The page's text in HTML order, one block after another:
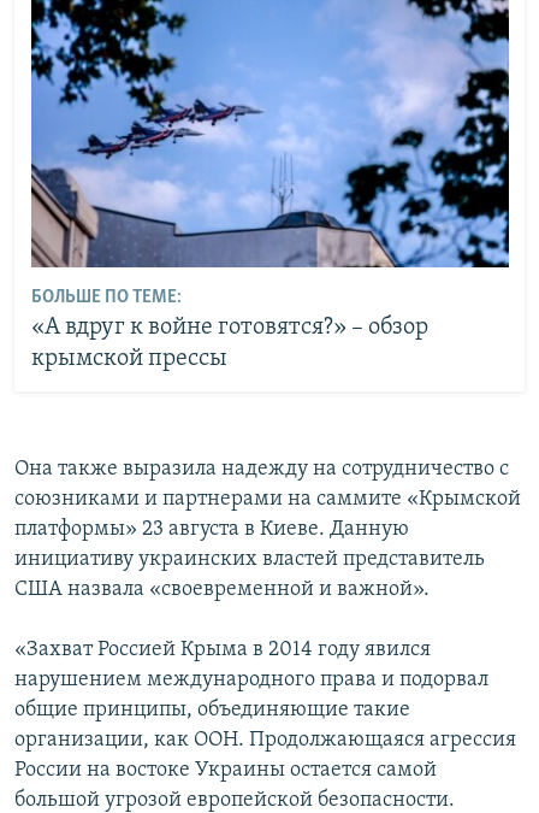
БОЛЬШЕ ПО ТЕМЕ:
«А вдруг к войне готовятся?» – обзор
крымской прессы
Она также выразила надежду на сотрудничество с
союзниками и партнерами на саммите «Крымской
платформы» 23 августа в Киеве. Данную
инициативу украинских властей представитель
США назвала «своевременной и важной».
«Захват Россией Крыма в 2014 году явился
нарушением международного права и подорвал
общие принципы, объединяющие такие
организации, как ООН. Продолжающаяся агрессия
России на востоке Украины остается самой
большой угрозой европейской безопасности.